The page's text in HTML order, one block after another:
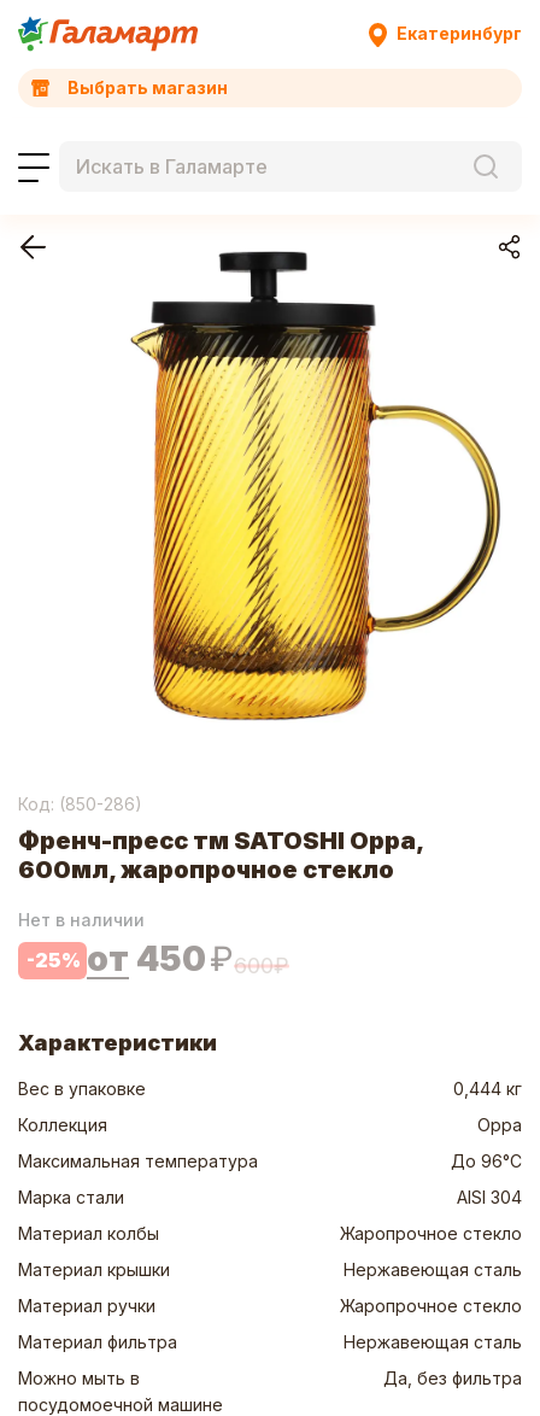
Екатеринбург
Выбрать магазин
Код: (850-286)
Френч-пресс тм SATOSHI Орра,
600мл, жаропрочное стекло
Нет в наличии
-25% от 450₽600₽
Характеристики
Вес в упаковке
0,444 кг
Коллекция
Орра
Максимальная температура
До 96°С
Марка стали
AISI 304
Материал колбы
Жаропрочное стекло
Материал крышки
Нержавеющая сталь
Материал ручки
Жаропрочное стекло
Материал фильтра
Нержавеющая сталь
Можно мыть в
посудомоечной машине
Да, без фильтра